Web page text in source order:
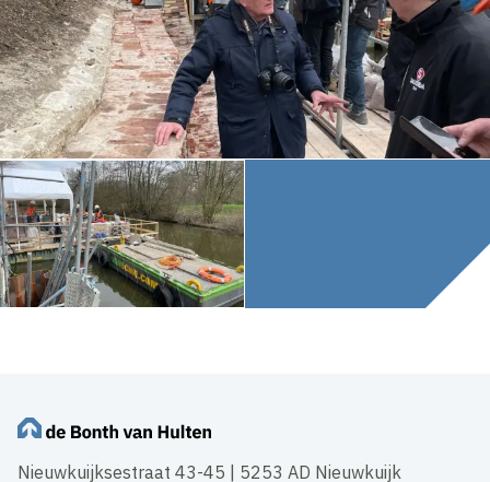
Nieuwkuijksestraat 43-45 | 5253 AD Nieuwkuijk